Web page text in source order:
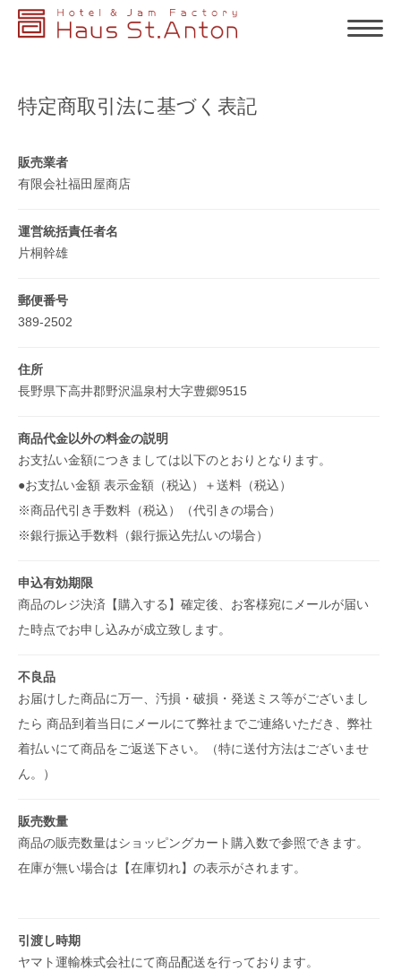
特定商取引法に基づく表記
販売業者
有限会社福田屋商店
運営統括責任者名
片桐幹雄
郵便番号
389-2502
住所
長野県下高井郡野沢温泉村大字豊郷9515
商品代金以外の料金の説明
お支払い金額につきましては以下のとおりとなります。
●お支払い金額 表示金額（税込）＋送料（税込）
※商品代引き手数料（税込）（代引きの場合）
※銀行振込手数料（銀行振込先払いの場合）
申込有効期限
商品のレジ決済【購入する】確定後、お客様宛にメールが届い
た時点でお申し込みが成立致します。
不良品
お届けした商品に万一、汚損・破損・発送ミス等がございまし
たら 商品到着当日にメールにて弊社までご連絡いただき、弊社
着払いにて商品をご返送下さい。（特に送付方法はございませ
ん。）
販売数量
商品の販売数量はショッピングカート購入数で参照できます。
在庫が無い場合は【在庫切れ】の表示がされます。
引渡し時期
ヤマト運輸株式会社にて商品配送を行っております。